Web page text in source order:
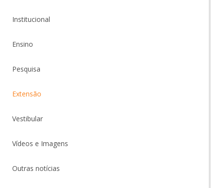
Institucional
Ensino
Pesquisa
Extensão
Vestibular
Vídeos e Imagens
Outras notícias